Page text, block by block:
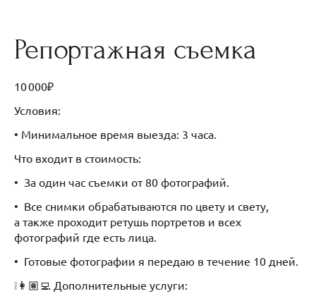
Репортажная съемка
10 000₽
Условия:
• ⁠Минимальное время выезда: 3 часа.
Что входит в стоимость:
•⁠ ⁠За один час съемки от 80 фотографий.
•⁠ ⁠Все снимки обрабатываются по цвету и свету,
а также проходит ретушь портретов и всех
фотографий где есть лица.
•⁠ ⁠Готовые фотографии я передаю в течение 10 дней.
❕👩🏽‍💻 Дополнительные услуги: